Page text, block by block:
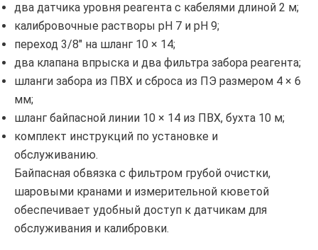
два датчика уровня реагента с кабелями длиной 2 м;
калибровочные растворы pH 7 и pH 9;
переход 3/8" на шланг 10 × 14;
два клапана впрыска и два фильтра забора реагента;
шланги забора из ПВХ и сброса из ПЭ размером 4 × 6
мм;
шланг байпасной линии 10 × 14 из ПВХ, бухта 10 м;
комплект инструкций по установке и
обслуживанию.
Байпасная обвязка с фильтром грубой очистки,
шаровыми кранами и измерительной кюветой
обеспечивает удобный доступ к датчикам для
обслуживания и калибровки.